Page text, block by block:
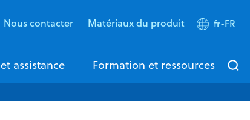
Nous contacter Matériaux du produit fr-FR
assistance Formation et ressources